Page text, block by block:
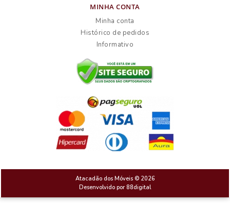
MINHA CONTA
Minha conta
Histórico de pedidos
Informativo
Atacadão dos Móveis © 2026
Desenvolvido por 88digital